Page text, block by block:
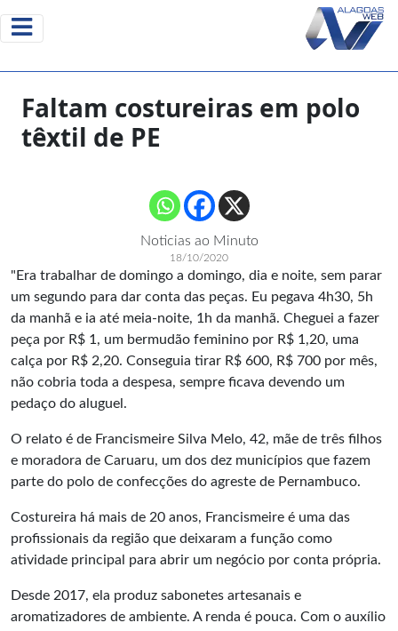
Faltam costureiras em polo
têxtil de PE
Noticias ao Minuto
18/10/2020
"Era trabalhar de domingo a domingo, dia e noite, sem parar
um segundo para dar conta das peças. Eu pegava 4h30, 5h
da manhã e ia até meia-noite, 1h da manhã. Cheguei a fazer
peça por R$ 1, um bermudão feminino por R$ 1,20, uma
calça por R$ 2,20. Conseguia tirar R$ 600, R$ 700 por mês,
não cobria toda a despesa, sempre ficava devendo um
pedaço do aluguel.
O relato é de Francismeire Silva Melo, 42, mãe de três filhos
e moradora de Caruaru, um dos dez municípios que fazem
parte do polo de confecções do agreste de Pernambuco.
Costureira há mais de 20 anos, Francismeire é uma das
profissionais da região que deixaram a função como
atividade principal para abrir um negócio por conta própria.
Desde 2017, ela produz sabonetes artesanais e
aromatizadores de ambiente. A renda é pouca. Com o auxílio